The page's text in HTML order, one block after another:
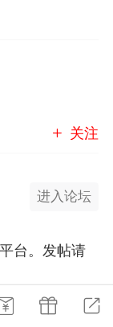
关注
进入论坛
台。发帖请
正序